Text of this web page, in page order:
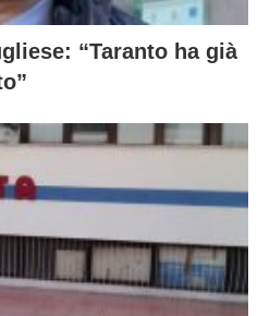
“Taranto ha già